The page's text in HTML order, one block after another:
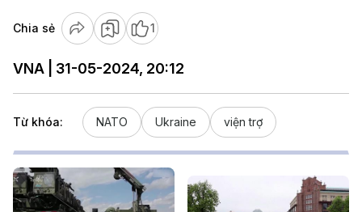
Chia sẻ 1
VNA | 31-05-2024, 20:12
Từ khóa: NATO Ukraine viện trợ